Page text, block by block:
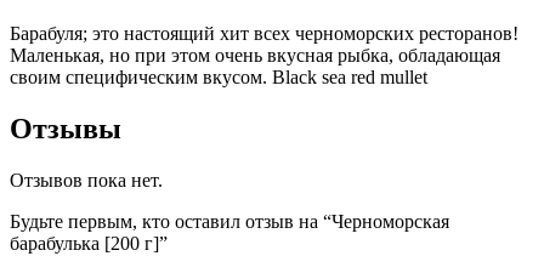
Барабуля; это настоящий хит всех черноморских ресторанов!
Маленькая, но при этом очень вкусная рыбка, обладающая
своим специфическим вкусом. Black sea red mullet
Отзывы
Отзывов пока нет.
Будьте первым, кто оставил отзыв на “Черноморская
барабулька [200 г]”